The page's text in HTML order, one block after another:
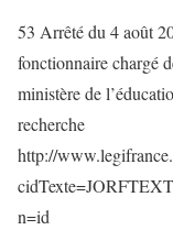
53 Arrêté du 4 août
fonctionnaire chargé
ministère de
recherche
http://
n=id